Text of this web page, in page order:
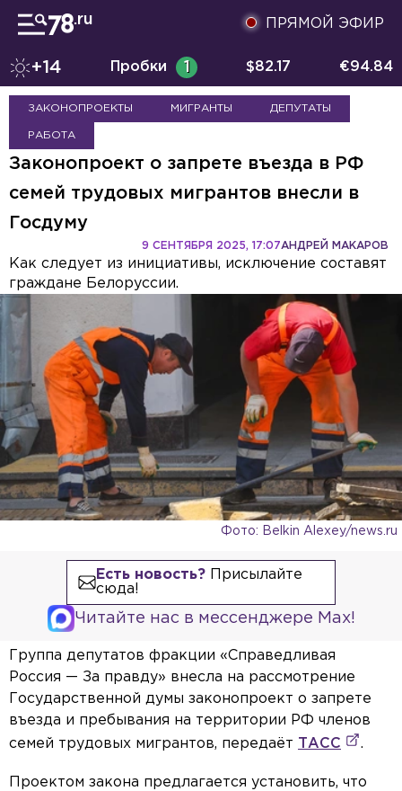
ПРЯМОЙ ЭФИР
+14 Пробки 1 $82.17 €94.84
ЗАКОНОПРОЕКТЫ МИГРАНТЫ ДЕПУТАТЫ
РАБОТА
Законопроект о запрете въезда в РФ
семей трудовых мигрантов внесли в
Госдуму
АНДРЕЙ МАКАРОВ
9 СЕНТЯБРЯ 2025, 17:07
Как следует из инициативы, исключение составят
граждане Белоруссии.
Фото: Belkin Alexey/news.ru
Есть новость?Присылайте
сюда!
Читайте нас в мессенджере Max!
Группа депутатов фракции «Справедливая
Россия — За правду» внесла на рассмотрение
Государственной думы законопроект о запрете
въезда и пребывания на территории РФ членов
семей трудовых мигрантов, передаёт
ТАСС .
Проектом закона предлагается установить, что